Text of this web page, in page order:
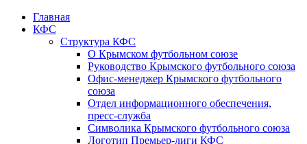
Главная
КФС
Структура КФС
О Крымском футбольном союзе
Руководство Крымского футбольного союза
Офис-менеджер Крымского футбольного
союза
Отдел информационного обеспечения,
пресс-служба
Символика Крымского футбольного союза
Логотип Премьер-лиги КФС